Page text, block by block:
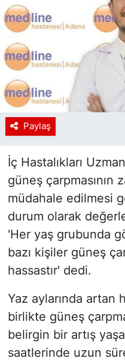
Paylaş
İç Hastalıkları
güneş çarpmasının
müdahale edilmesi
durum olarak
'Her yaş grubunda
bazı kişiler güneş
hassastır' dedi.
Yaz aylarında artan
birlikte güneş
belirgin bir artış
saatlerinde uzun
Tanıtım